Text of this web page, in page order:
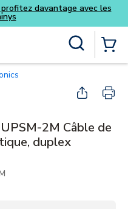
content
2M Câble de
duplex